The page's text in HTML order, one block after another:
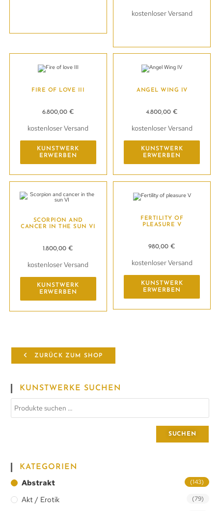
kostenloser Versand
FIRE OF LOVE III
6.800,00 €
kostenloser Versand
KUNSTWERK
ERWERBEN
ANGEL WING IV
4.800,00€
kostenloser Versand
KUNSTWERK
ERWERBEN
SCORPION AND
CANCER IN THE SUN VI
1.800,00€
kostenloser Versand
KUNSTWERK
ERWERBEN
FERTILITY OF
PLEASURE V
980,00€
kostenloser Versand
KUNSTWERK
ERWERBEN
ZURÜCK ZUM SHOP
KUNSTWERKE SUCHEN
SUCHEN
KATEGORIEN
Abstrakt (143)
Akt / Erotik (79)